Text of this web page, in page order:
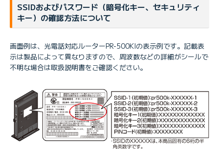
SSIDおよびパスワード（暗号化キー、セキュリティ
キー）の確認方法について
画面例は、光電話対応ルーターPR-500KIの表示例です。記載表
示は製品によって異なりますので、周波数などの詳細がシールで
不明な場合は取扱説明書をご確認ください。